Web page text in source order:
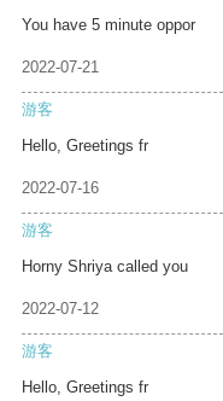
You have 5 minute oppor
2022-07-21
游客
Hello, Greetings fr
2022-07-16
游客
Horny Shriya called you
2022-07-12
游客
Hello, Greetings fr